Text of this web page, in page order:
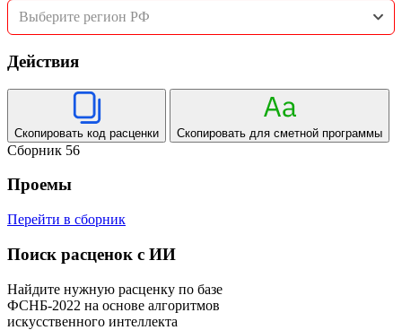
Выберите регион РФ
Действия
Скопировать код расценки Скопировать для сметной программы
Сборник 56
Проемы
Перейти в сборник
Поиск расценок с ИИ
Найдите нужную расценку по базе
ФСНБ-2022 на основе алгоритмов
искусственного интеллекта